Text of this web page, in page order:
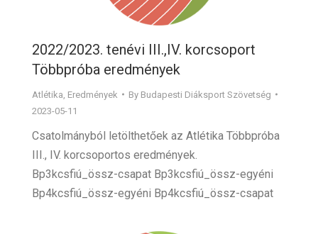
2022/2023. tenévi III.,IV. korcsoport
Többpróba eredmények
Atlétika Eredmények By Budapesti Diáksport Szövetség
2023-05-11
Csatolmányból letölthetőek az Atlétika Többpróba
III., IV. korcsoportos eredmények.
Bp3kcsfiú_össz-csapat Bp3kcsfiú_össz-egyéni
Bp4kcsfiú_össz-egyéni Bp4kcsfiú_össz-csapat